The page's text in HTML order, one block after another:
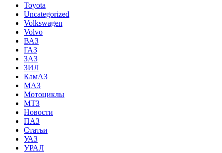
Toyota
Uncategorized
Volkswagen
Volvo
ВАЗ
ГАЗ
ЗАЗ
ЗИЛ
КамАЗ
МАЗ
Мотоциклы
МТЗ
Новости
ПАЗ
Статьи
УАЗ
УРАЛ